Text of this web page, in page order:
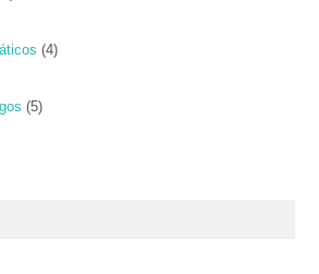
(4)
(5)